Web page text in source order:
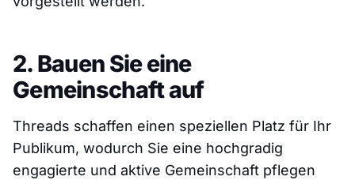
2. Bauen Sie eine
Gemeinschaft auf
Threads schaffen einen speziellen Platz für Ihr
Publikum, wodurch Sie eine hochgradig
engagierte und aktive Gemeinschaft pflegen